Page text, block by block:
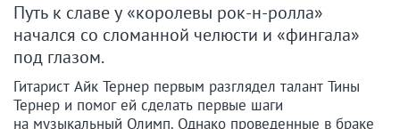
Путь к славе у «королевы рок-н-ролла»
начался со сломанной челюсти и «фингала»
под глазом.
Гитарист Айк Тернер первым разглядел талант Тины
Тернер и помог ей сделать первые шаги
на музыкальный Олимп. Однако проведенные в браке